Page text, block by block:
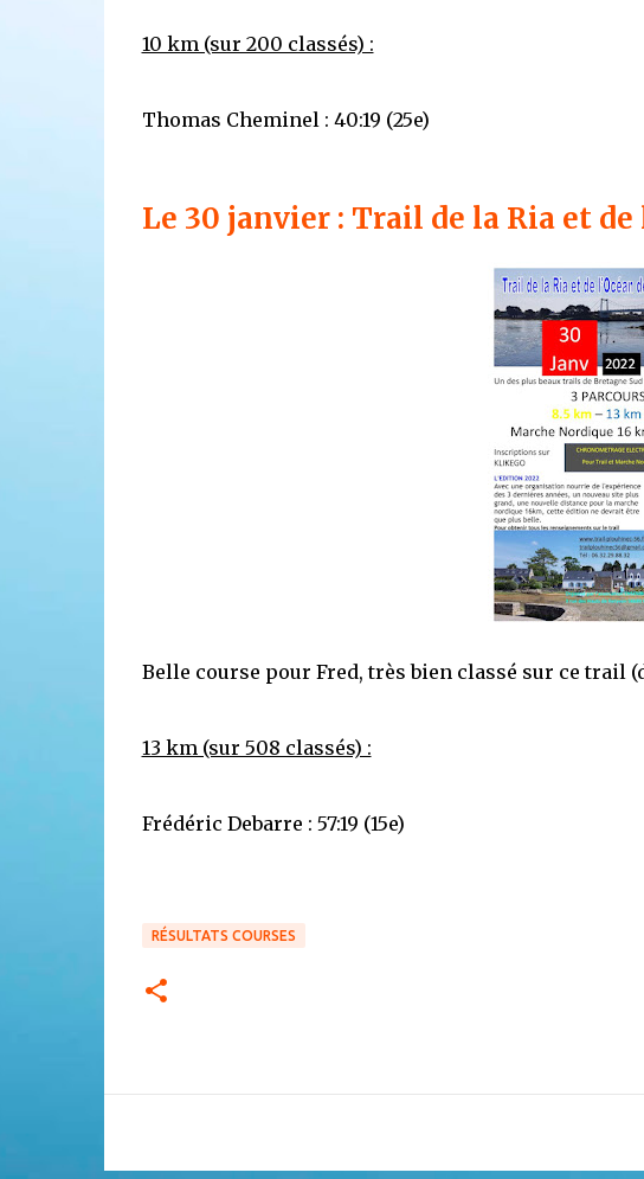
10 km (sur 200 classés) :
Thomas Cheminel : 40:19 (25e)
Le 30 janvier : Trail de la Ria et
Belle course pour Fred, très bien classé sur ce trail
13 km (sur 508 classés) :
Frédéric Debarre : 57:19 (15e)
RÉSULTATS COURSES